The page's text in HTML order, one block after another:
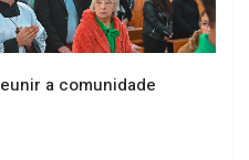
a comunidade